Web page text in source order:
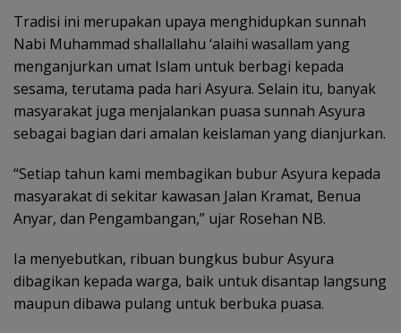
Tradisi ini merupakan upaya menghidupkan sunnah
Nabi Muhammad shallallahu ‘alaihi wasallam yang
menganjurkan umat Islam untuk berbagi kepada
sesama, terutama pada hari Asyura. Selain itu, banyak
masyarakat juga menjalankan puasa sunnah Asyura
sebagai bagian dari amalan keislaman yang dianjurkan.
“Setiap tahun kami membagikan bubur Asyura kepada
masyarakat di sekitar kawasan Jalan Kramat, Benua
Anyar, dan Pengambangan,” ujar Rosehan NB.
Ia menyebutkan, ribuan bungkus bubur Asyura
dibagikan kepada warga, baik untuk disantap langsung
maupun dibawa pulang untuk berbuka puasa.